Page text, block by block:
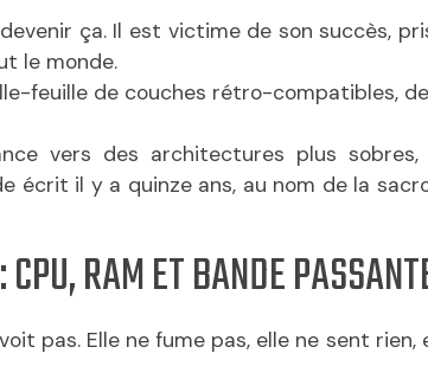
ça. Il est victime de son succès,
le monde.
feuille de couches rétro-compatibles,
vers des architectures plus sobres,
écrit il y a quinze ans, au nom de la
RAM ET BANDE
pas. Elle ne fume pas, elle ne sent